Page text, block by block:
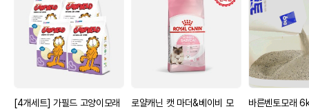
[4개세트] 가필드 고양이모래
로얄캐닌 캣 마더&베이비 모
바른벤토모래